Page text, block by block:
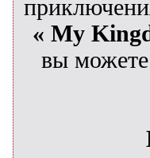
« My
вы можете